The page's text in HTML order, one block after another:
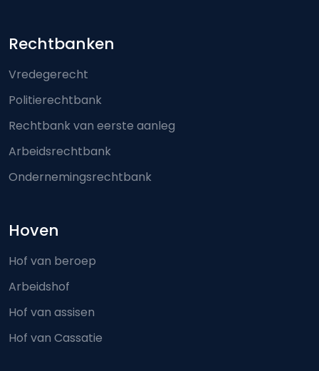
Footer-menu
Rechtbanken
Vredegerecht
Politierechtbank
Rechtbank van eerste aanleg
Arbeidsrechtbank
Ondernemingsrechtbank
Hoven
Hof van beroep
Arbeidshof
Hof van assisen
Hof van Cassatie